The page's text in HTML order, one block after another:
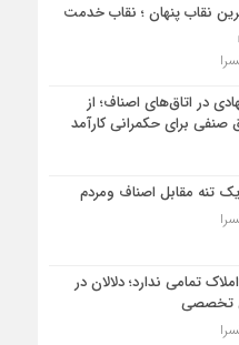
نقاب پنهان ؛ نقاب خدمت
در اتاق‌های اصناف؛ از
صنفی برای حکمرانی کارآمد
تنه مقابل اصناف ومردم
تمامی ندارد؛ دلالان در
تخصصی